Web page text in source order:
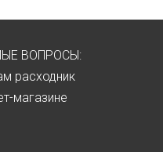
ВОПРОСЫ:
расходник
магазине